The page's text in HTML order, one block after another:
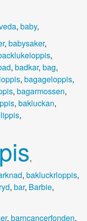
, baby,
, babysaker,
,
, badkar, bag,
, bagageloppis,
, bagarmossen,
, bakluckan,
,
,
, bakluckrloppis,
, bar, Barbie,
, barncancerfonden,